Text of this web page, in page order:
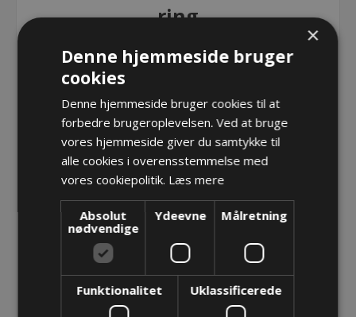
ring
Reducer PG09 -> M10 med O-ring
Reducer PG09 -> M10 med O-ring
Varenr.: PF 80.09/210
Producent: Pflitsch GmbH & Co. KG
Opret konto for at se priser
×
Denne hjemmeside bruger
cookies
Denne hjemmeside bruger cookies til at
forbedre brugeroplevelsen. Ved at bruge
vores hjemmeside giver du samtykke til
alle cookies i overensstemmelse med
vores cookiepolitik. Læs mere
Absolut
nødvendige
Ydeevne Målretning
Funktionalitet Uklassificerede